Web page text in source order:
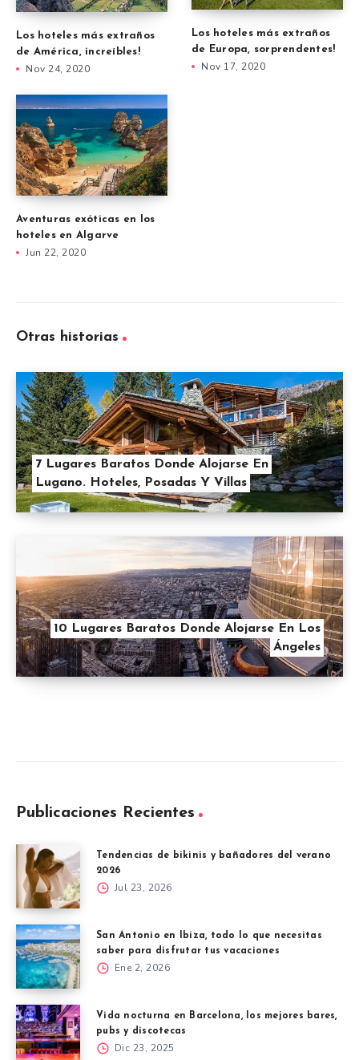
Los hoteles más extraños
de América, increíbles!
Nov 24, 2020
Los hoteles más extraños
de Europa, sorprendentes!
Nov 17, 2020
Aventuras exóticas en los
hoteles en Algarve
Jun 22, 2020
Otras historias
7 Lugares Baratos Donde Alojarse En
Lugano. Hoteles, Posadas Y Villas
10 Lugares Baratos Donde Alojarse En Los
Ángeles
Publicaciones Recientes
Tendencias de bikinis y bañadores del verano
2026
Jul 23, 2026
San Antonio en Ibiza, todo lo que necesitas
saber para disfrutar tus vacaciones
Ene 2, 2026
Vida nocturna en Barcelona, los mejores bares,
pubs y discotecas
Dic 23, 2025